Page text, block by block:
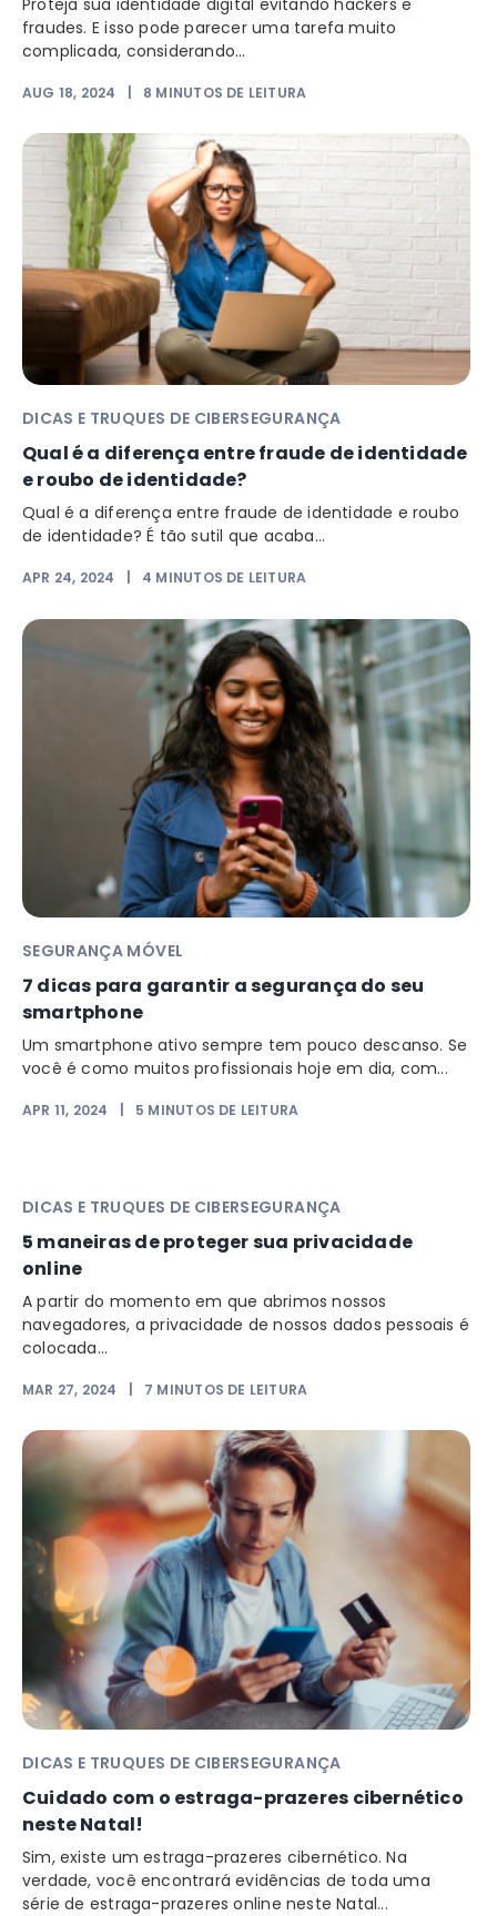
fraudes. E isso pode parecer uma tarefa muito
complicada, considerando...
AUG 18, 2024 8 MINUTOS DE LEITURA
DICAS E TRUQUES DE CIBERSEGURANÇA
Qual é a diferença entre fraude de identidade
e roubo de identidade?
Qual é a diferença entre fraude de identidade e roubo
de identidade? É tão sutil que acaba...
APR 24, 2024 4 MINUTOS DE LEITURA
SEGURANÇA MÓVEL
7 dicas para garantir a segurança do seu
smartphone
Um smartphone ativo sempre tem pouco descanso. Se
você é como muitos profissionais hoje em dia, com...
APR 11, 2024 5 MINUTOS DE LEITURA
DICAS E TRUQUES DE CIBERSEGURANÇA
5 maneiras de proteger sua privacidade
online
A partir do momento em que abrimos nossos
navegadores, a privacidade de nossos dados pessoais é
colocada...
MAR 27, 2024 7 MINUTOS DE LEITURA
DICAS E TRUQUES DE CIBERSEGURANÇA
Cuidado com o estraga-prazeres cibernético
neste Natal!
Sim, existe um estraga-prazeres cibernético. Na
verdade, você encontrará evidências de toda uma
série de estraga-prazeres online neste Natal...